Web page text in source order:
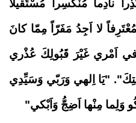
نادِماً مُنْكَسِراً مُسْتَقيلاً
لا اَجِدُ مَفَرّاً مِمّا كانَ
في اَمْري غَيْرَ قَبُولِكَ عُذْري
"يَا اِلهي وَرَبّي وَسَيِّدِي
وَلِما مِنْها اَضِجُّ وَاَبْكي"